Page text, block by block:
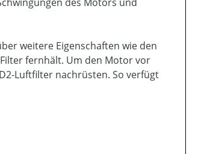
weitere Eigenschaften wie den
fernhält. Um den Motor vor
Luftfilter nachrüsten. So verfügt